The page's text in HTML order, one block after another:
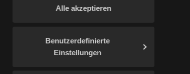
Alle akzeptieren
Benutzerdefinierte
Einstellungen